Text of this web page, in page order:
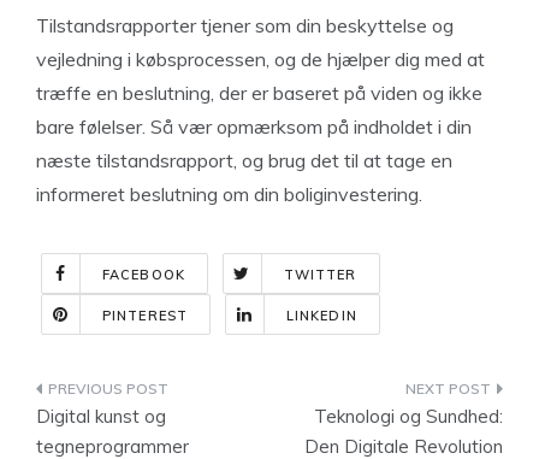
Tilstandsrapporter tjener som din beskyttelse og
vejledning i købsprocessen, og de hjælper dig med at
træffe en beslutning, der er baseret på viden og ikke
bare følelser. Så vær opmærksom på indholdet i din
næste tilstandsrapport, og brug det til at tage en
informeret beslutning om din boliginvestering.
FACEBOOK TWITTER
PINTEREST LINKEDIN
Indlægsnavigation
Digital kunst og
tegneprogrammer
Teknologi og Sundhed:
Den Digitale Revolution